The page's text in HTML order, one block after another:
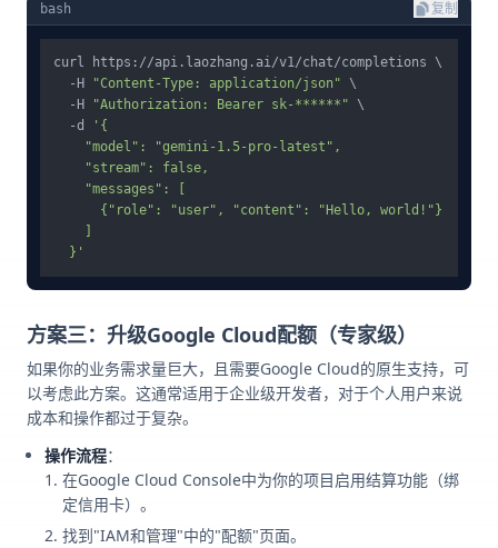
bash 复制
curl https://api.laozhang.ai/v1/chat/completions \
  -H
"Content-Type: application/json" \
  -H
"Authorization: Bearer sk-******" \
  -d
'{
    "model": "gemini-1.5-pro-latest",
    "stream": false,
    "messages": [
      {"role": "user", "content": "Hello, world!"}
    ]
  }'
方案三：升级Google Cloud配额（专家级）
如果你的业务需求量巨大，且需要Google Cloud的原生支持，可
以考虑此方案。这通常适用于企业级开发者，对于个人用户来说
成本和操作都过于复杂。
操作流程：
在Google Cloud Console中为你的项目启用结算功能（绑
定信用卡）。
找到"IAM和管理"中的"配额"页面。